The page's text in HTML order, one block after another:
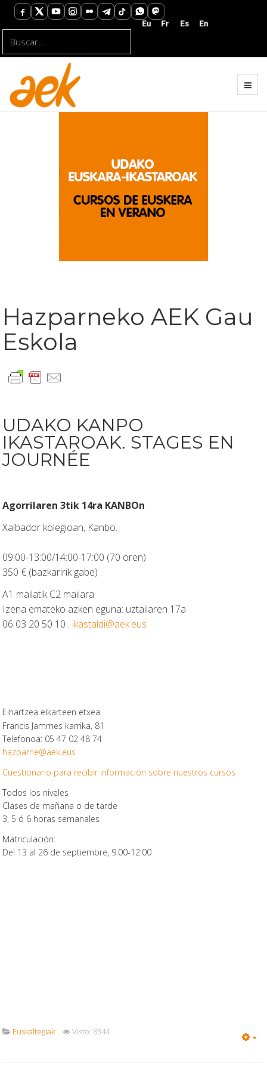
Hazparneko AEK Gau
Eskola
UDAKO KANPO
IKASTAROAK. STAGES EN
JOURNÉE
Agorrilaren 3tik 14ra KANBOn
Xalbador kolegioan, Kanbo.
09:00-13:00/14:00-17:00 (70 oren)
350 € (bazkaririk gabe)
A1 mailatik C2 mailara
Izena emateko azken eguna: uztailaren 17a
06 03 20 50 10 . ikastaldi@aek.eus
Eihartzea elkarteen etxea
Francis Jammes karrika, 81
Telefonoa: 05 47 02 48 74
hazparne@aek.eus
Cuestionario para recibir información sobre nuestros cursos
Todos los niveles
Clases de mañana o de tarde
3, 5 ó 6 horas semanales
Matriculación:
Del 13 al 26 de septiembre, 9:00-12:00
Euskaltegiak Visto: 8344